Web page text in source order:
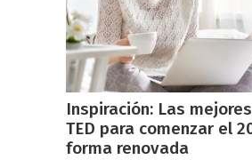
Inspiración: Las
TED para comenzar el
forma renovada